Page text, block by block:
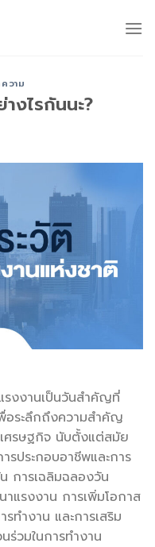
วาม
งไรกันนะ?
รงงานเป็นวันสำคัญที่
อระลึกถึงความสำคัญ
ศรษฐกิจ นับตั้งแต่สมัย
รประกอบอาชีพและการ
การเฉลิมฉลองวัน
แรงงาน การเพิ่มโอกาส
ทำงาน และการเสริม
วมในการทำงาน